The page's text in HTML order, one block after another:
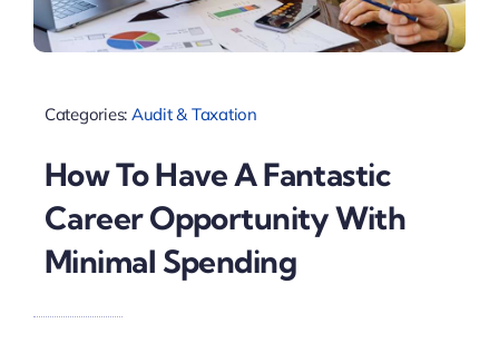
Categories: Audit & Taxation
How To Have A Fantastic
Career Opportunity With
Minimal Spending